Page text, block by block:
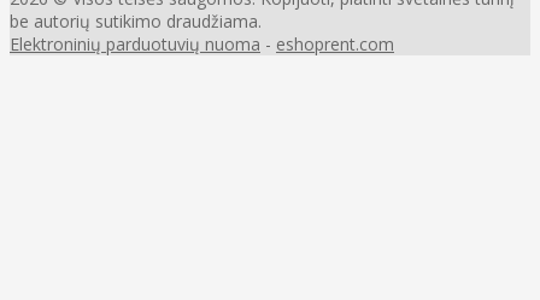
be autorių sutikimo draudžiama.
Elektroninių parduotuvių nuoma - eshoprent.com